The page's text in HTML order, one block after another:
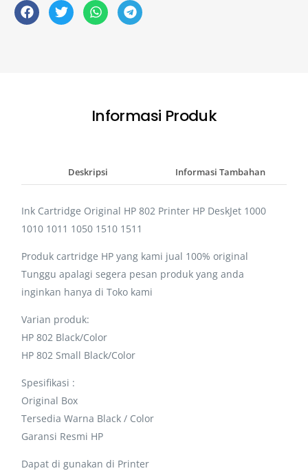
Informasi Produk
Deskripsi Informasi Tambahan
Ink Cartridge Original HP 802 Printer HP DeskJet 1000
1010 1011 1050 1510 1511
Produk cartridge HP yang kami jual 100% original
Tunggu apalagi segera pesan produk yang anda
inginkan hanya di Toko kami
Varian produk:
HP 802 Black/Color
HP 802 Small Black/Color
Spesifikasi :
Original Box
Tersedia Warna Black / Color
Garansi Resmi HP
Dapat di gunakan di Printer